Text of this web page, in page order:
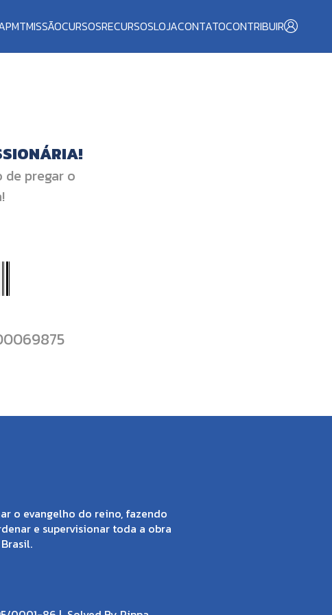
MISSÃOCURSOSRECURSOSLOJACONTATOCONTRIBUIR
pregar o
o evangelho do reino, fazendo
e supervisionar toda a obra